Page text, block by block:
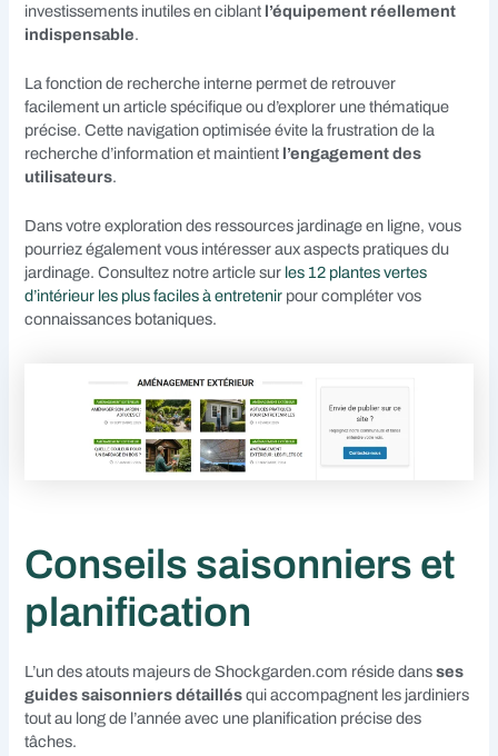
investissements inutiles en ciblant l’équipement réellement
indispensable.
La fonction de recherche interne permet de retrouver
facilement un article spécifique ou d’explorer une thématique
précise. Cette navigation optimisée évite la frustration de la
recherche d’information et maintient l’engagement des
utilisateurs.
Dans votre exploration des ressources jardinage en ligne, vous
pourriez également vous intéresser aux aspects pratiques du
jardinage. Consultez notre article sur les 12 plantes vertes
d’intérieur les plus faciles à entretenir pour compléter vos
connaissances botaniques.
Conseils saisonniers et
planification
L’un des atouts majeurs de Shockgarden.com réside dansses
guides saisonniers détaillésqui accompagnent les jardiniers
tout au long de l’année avec une planification précise des
tâches.